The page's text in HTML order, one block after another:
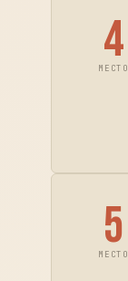
4
МЕСТО
5
МЕСТО